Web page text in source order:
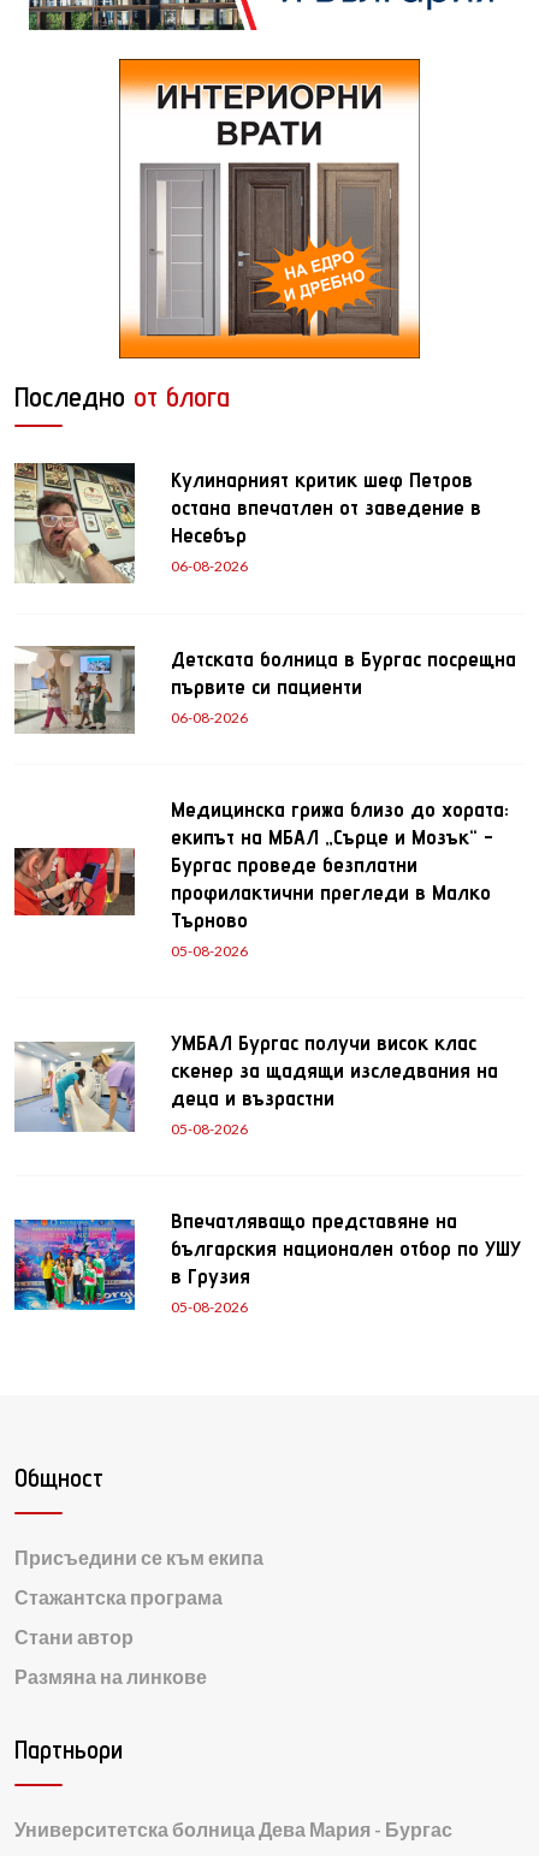
Последно от блога
Кулинарният критик шеф Петров
остана впечатлен от заведение в
Несебър
06-08-2026
Детската болница в Бургас посрещна
първите си пациенти
06-08-2026
Медицинска грижа близо до хората:
екипът на МБАЛ „Сърце и Мозък“ -
Бургас проведе безплатни
профилактични прегледи в Малко
Търново
05-08-2026
УМБАЛ Бургас получи висок клас
скенер за щадящи изследвания на
деца и възрастни
05-08-2026
Впечатляващо представяне на
българския национален отбор по УШУ
в Грузия
05-08-2026
Общност
Присъедини се към екипа
Стажантска програма
Стани автор
Размяна на линкове
Партньори
Университетска болница Дева Мария - Бургас